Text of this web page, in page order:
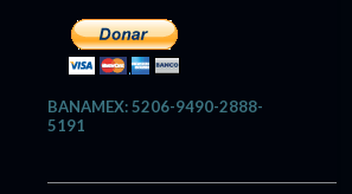
BANAMEX: 5206-9490-2888-
5191